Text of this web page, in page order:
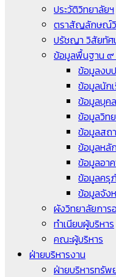
ประวัติวิทยาลัยฯ
ตราสัญลักษณ์วิ
ปรัชญา วิสัยทั
ข้อมูลพื้นฐาน ๙
ข้อมูลงบ
ข้อมูลนัก
ข้อมูลบุค
ข้อมูลวิท
ข้อมูลสถ
ข้อมูลหลั
ข้อมูลอา
ข้อมูลค
ข้อมูลจัง
ผังวิทยาลัยกา
ทำเนียบผู้บริหาร
คณะผู้บริหาร
ฝ่ายบริหารงาน
ฝ่ายบริหารทรัพ